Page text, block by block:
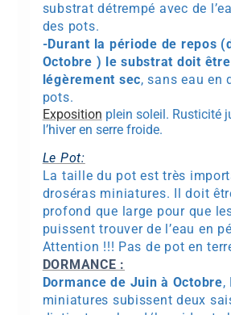
substrat détrempé avec de
des pots.
-Durant la période de repos
Octobre ) le substrat doit
légèrement sec, sans eau en
pots.
Exposition plein soleil. Rusticité
l’hiver en serre froide.
Le Pot:
La taille du pot est très
droséras miniatures. Il doit
profond que large pour que
puissent trouver de l’eau en
Attention !!! Pas de pot en
DORMANCE :
Dormance de Juin à Octobre,
miniatures subissent deux